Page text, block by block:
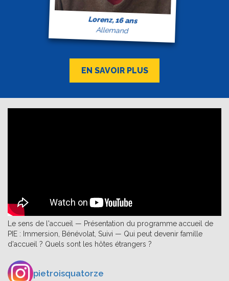
Lorenz, 16 ans
Allemand
EN SAVOIR PLUS
Le sens de l'accueil — Présentation du programme accueil de
PIE : Immersion, Bénévolat, Suivi — Qui peut devenir famille
d'accueil ? Quels sont les hôtes étrangers ?
pietroisquatorze